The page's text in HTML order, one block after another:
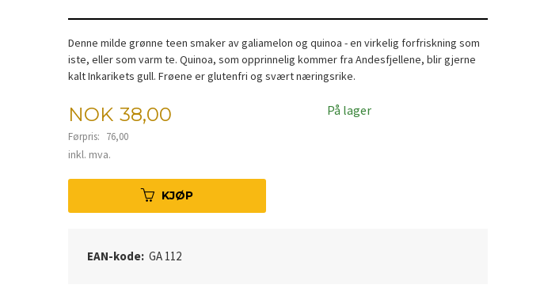
Denne milde grønne teen smaker av galiamelon og quinoa - en virkelig forfriskning som
iste, eller som varm te. Quinoa, som opprinnelig kommer fra Andesfjellene, blir gjerne
kalt Inkarikets gull. Frøene er glutenfri og svært næringsrike.
Tilbud
NOK 38,00
Førpris: 76,00
Rabatt
inkl. mva.
På lager
KJØP
EAN-kode: GA 112